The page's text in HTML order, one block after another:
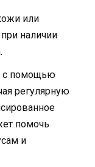
или
наличии
с помощью
регулярную
помочь
и